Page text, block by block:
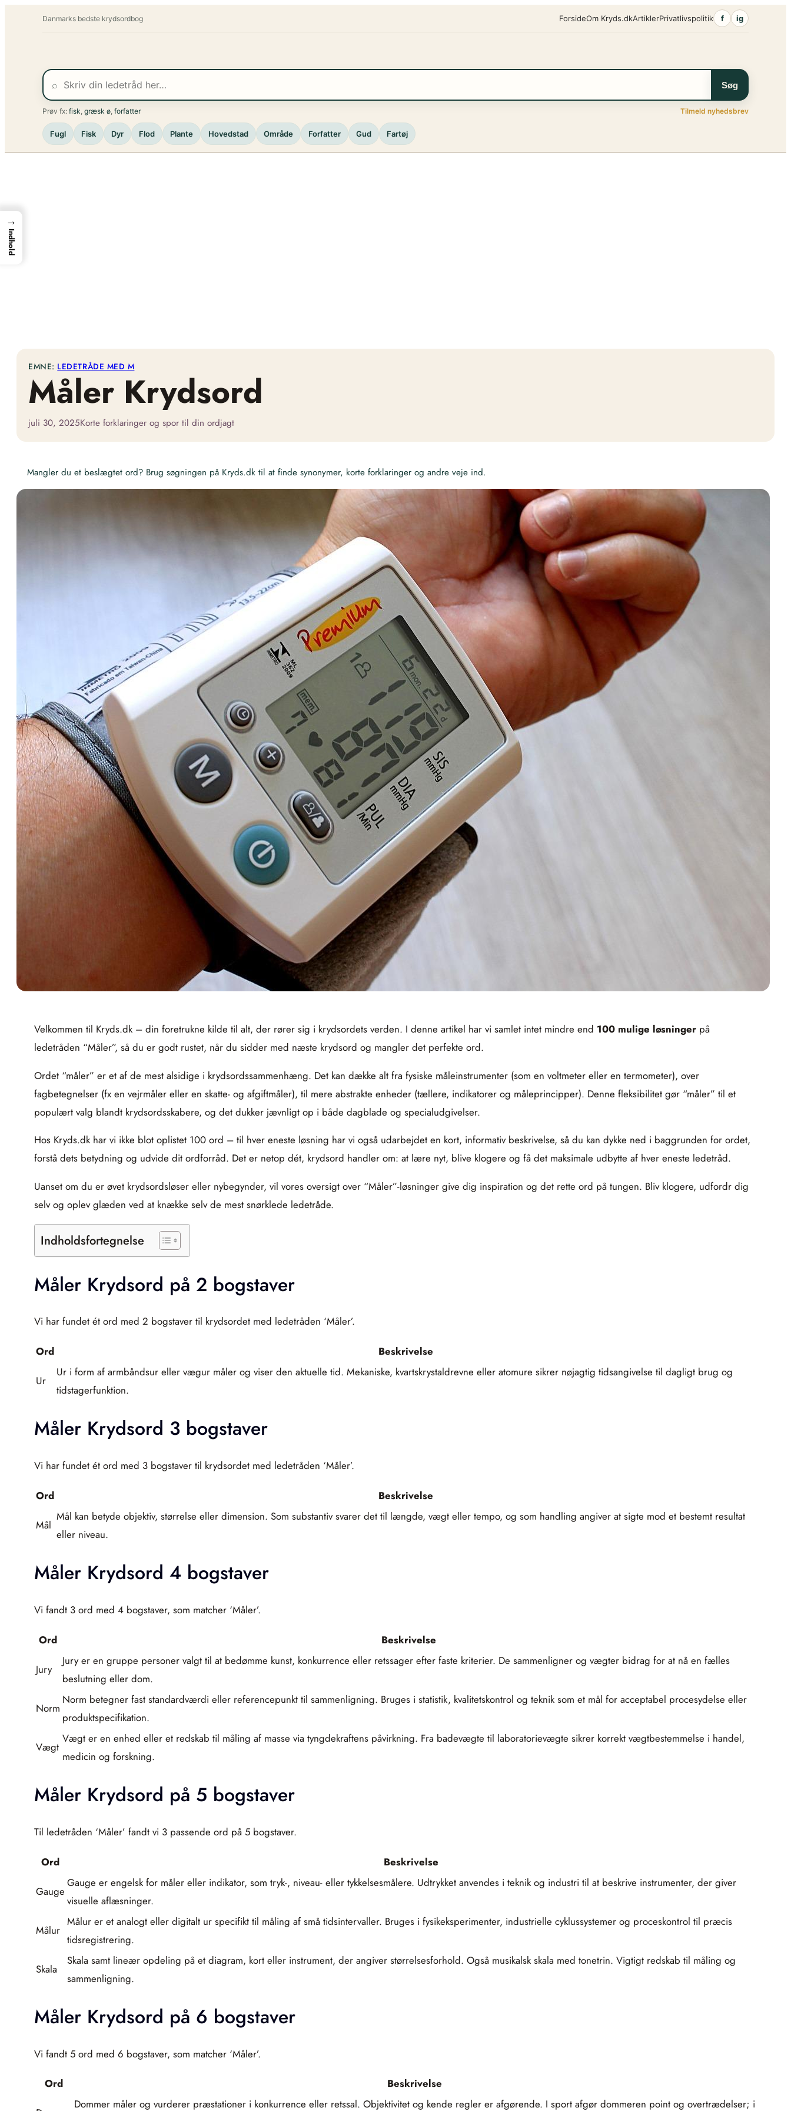
Danmarks bedste krydsordbog ForsideOm Kryds.dkArtiklerPrivatlivspolitik f ig
⌕ Søg
Prøv fx: fisk græsk ø forfatter Tilmeld nyhedsbrev
Fugl Fisk Dyr Flod Plante Hovedstad Område Forfatter Gud Fartøj
EMNE: LEDETRÅDE MED M
Måler Krydsord
juli 30, 2025Korte forklaringer og spor til din ordjagt
Mangler du et beslægtet ord? Brug søgningen på Kryds.dk til at finde synonymer, korte forklaringer og andre veje ind.
Velkommen til Kryds.dk – din foretrukne kilde til alt, der rører sig i krydsordets verden. I denne artikel har vi samlet intet mindre end 100 mulige løsningerpå
ledetråden “Måler”, så du er godt rustet, når du sidder med næste krydsord og mangler det perfekte ord.
Ordet “måler” er et af de mest alsidige i krydsordssammenhæng. Det kan dække alt fra fysiske måleinstrumenter (som en voltmeter eller en termometer), over
fagbetegnelser (fx en vejrmåler eller en skatte- og afgiftmåler), til mere abstrakte enheder (tællere, indikatorer og måleprincipper). Denne fleksibilitet gør “måler” til et
populært valg blandt krydsordsskabere, og det dukker jævnligt op i både dagblade og specialudgivelser.
Hos Kryds.dk har vi ikke blot oplistet 100 ord – til hver eneste løsning har vi også udarbejdet en kort, informativ beskrivelse, så du kan dykke ned i baggrunden for ordet,
forstå dets betydning og udvide dit ordforråd. Det er netop dét, krydsord handler om: at lære nyt, blive klogere og få det maksimale udbytte af hver eneste ledetråd.
Uanset om du er øvet krydsordsløser eller nybegynder, vil vores oversigt over “Måler”-løsninger give dig inspiration og det rette ord på tungen. Bliv klogere, udfordr dig
selv og oplev glæden ved at knække selv de mest snørklede ledetråde.
Indholdsfortegnelse
Måler Krydsord på 2 bogstaver
Vi har fundet ét ord med 2 bogstaver til krydsordet med ledetråden ‘Måler’.
Ord Beskrivelse
Ur
Ur i form af armbåndsur eller vægur måler og viser den aktuelle tid. Mekaniske, kvartskrystaldrevne eller atomure sikrer nøjagtig tidsangivelse til dagligt brug og
tidstagerfunktion.
Måler Krydsord 3 bogstaver
Vi har fundet ét ord med 3 bogstaver til krydsordet med ledetråden ‘Måler’.
Ord Beskrivelse
Mål
Mål kan betyde objektiv, størrelse eller dimension. Som substantiv svarer det til længde, vægt eller tempo, og som handling angiver at sigte mod et bestemt resultat
eller niveau.
Måler Krydsord 4 bogstaver
Vi fandt 3 ord med 4 bogstaver, som matcher ‘Måler’.
Ord Beskrivelse
Jury
Jury er en gruppe personer valgt til at bedømme kunst, konkurrence eller retssager efter faste kriterier. De sammenligner og vægter bidrag for at nå en fælles
beslutning eller dom.
Norm
Norm betegner fast standardværdi eller referencepunkt til sammenligning. Bruges i statistik, kvalitetskontrol og teknik som et mål for acceptabel procesydelse eller
produktspecifikation.
Vægt
Vægt er en enhed eller et redskab til måling af masse via tyngdekraftens påvirkning. Fra badevægte til laboratorievægte sikrer korrekt vægtbestemmelse i handel,
medicin og forskning.
Måler Krydsord på 5 bogstaver
Til ledetråden ‘Måler’ fandt vi 3 passende ord på 5 bogstaver.
Ord Beskrivelse
Gauge
Gauge er engelsk for måler eller indikator, som tryk-, niveau- eller tykkelsesmålere. Udtrykket anvendes i teknik og industri til at beskrive instrumenter, der giver
visuelle aflæsninger.
Målur
Målur er et analogt eller digitalt ur specifikt til måling af små tidsintervaller. Bruges i fysikeksperimenter, industrielle cyklussystemer og proceskontrol til præcis
tidsregistrering.
Skala
Skala samt lineær opdeling på et diagram, kort eller instrument, der angiver størrelsesforhold. Også musikalsk skala med tonetrin. Vigtigt redskab til måling og
sammenligning.
Måler Krydsord på 6 bogstaver
Vi fandt 5 ord med 6 bogstaver, som matcher ‘Måler’.
Ord Beskrivelse
Dommer måler og vurderer præstationer i konkurrence eller retssal. Objektivitet og kende regler er afgørende. I sport afgør dommeren point og overtrædelser; i
→
Indhold